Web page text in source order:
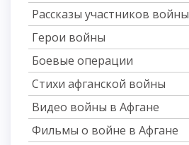
Рассказы участников войны
Герои войны
Боевые операции
Стихи афганской войны
Видео войны в Афгане
Фильмы о войне в Афгане